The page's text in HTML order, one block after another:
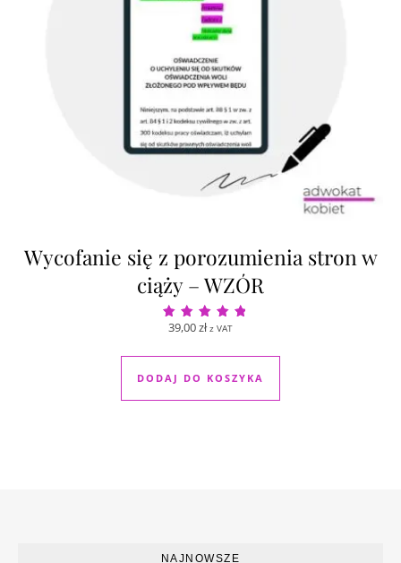
Wycofanie się z porozumienia stron w
ciąży – WZÓR
Oceniono
na 5
39,00zł z VAT
DODAJ DO KOSZYKA
NAJNOWSZE